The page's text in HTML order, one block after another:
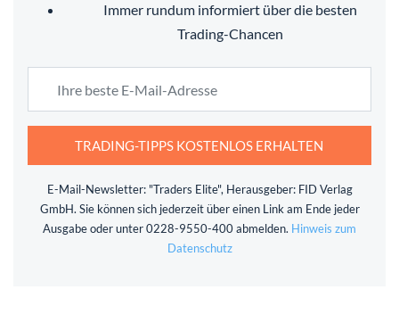
Immer rundum informiert über die besten
Trading-Chancen
TRADING-TIPPS KOSTENLOS ERHALTEN
E-Mail-Newsletter: "Traders Elite", Herausgeber: FID Verlag
GmbH. Sie können sich jederzeit über einen Link am Ende jeder
Ausgabe oder unter 0228-9550-400 abmelden. Hinweis zum
Datenschutz